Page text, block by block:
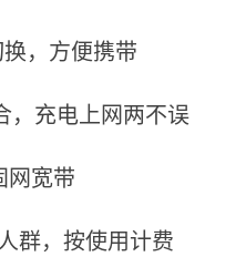
，方便携带
，充电上网两不误
网宽带
群，按使用计费